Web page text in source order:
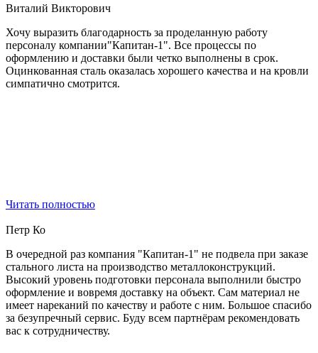
Виталий Викторович
Хочу выразить благодарность за проделанную работу
персоналу компании"Капитан-1". Все процессы по
оформлению и доставки были четко выполнены в срок.
Оцинкованная сталь оказалась хорошего качества и на кровли
симпатично смотрится.
Читать полностью
Петр Ко
В очередной раз компания "Капитан-1" не подвела при заказе
стального листа на производство металлоконструкций.
Высокий уровень подготовки персонала выполнили быстро
оформление и вовремя доставку на объект. Сам материал не
имеет нареканий по качеству и работе с ним. Большое спасибо
за безупречный сервис. Буду всем партнёрам рекомендовать
вас к сотрудничеству.